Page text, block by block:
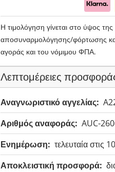
Η τιμολόγηση γίνεται στο ύψος
αποσυναρμολόγησης/φόρτωσης
αγοράς και του νόμιμου ΦΠΑ.
Λεπτομέρειες
Αναγνωριστικό αγγελίας:
Αριθμός αναφοράς: AUC-
Ενημέρωση: τελευταία στις
Αποκλειστική προσφορά: